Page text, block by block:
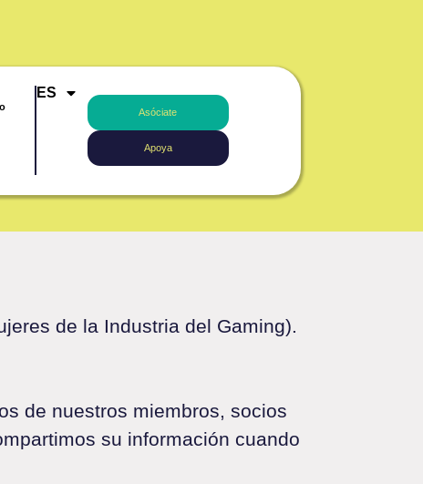
ES
Asóciate
Apoya
de la Industria del Gaming).
de nuestros miembros, socios
su información cuando